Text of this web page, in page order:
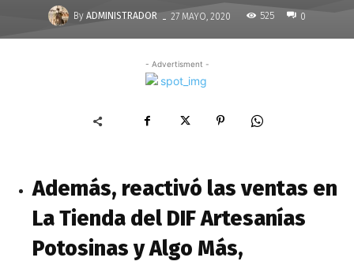
By ADMINISTRADOR - 27 MAYO, 2020 525 0
- Advertisment -
Además, reactivó las ventas en
La Tienda del DIF Artesanías
Potosinas y Algo Más,